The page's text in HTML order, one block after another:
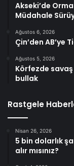
Akseki’de
Müdahale
Ağustos 6, 2026
Çin’den AB’ye
Ağustos 5, 2026
Körfezde
bullak
Rastgele
Nisan 26, 2026
5 bin dolarlık
alır mısınız?